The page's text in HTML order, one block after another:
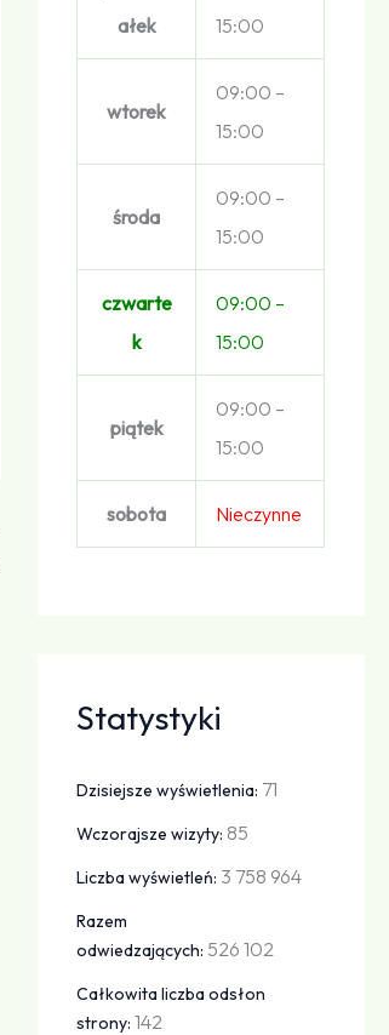
ałek
15:00
wtorek
09:00 –
15:00
środa
09:00 –
15:00
czwarte
k
09:00 –
15:00
piątek
09:00 –
15:00
sobota Nieczynne
Statystyki
Dzisiejsze wyświetlenia: 71
Wczorajsze wizyty: 85
Liczba wyświetleń: 3 758 964
Razem
odwiedzających: 526 102
Całkowita liczba odsłon
strony:142